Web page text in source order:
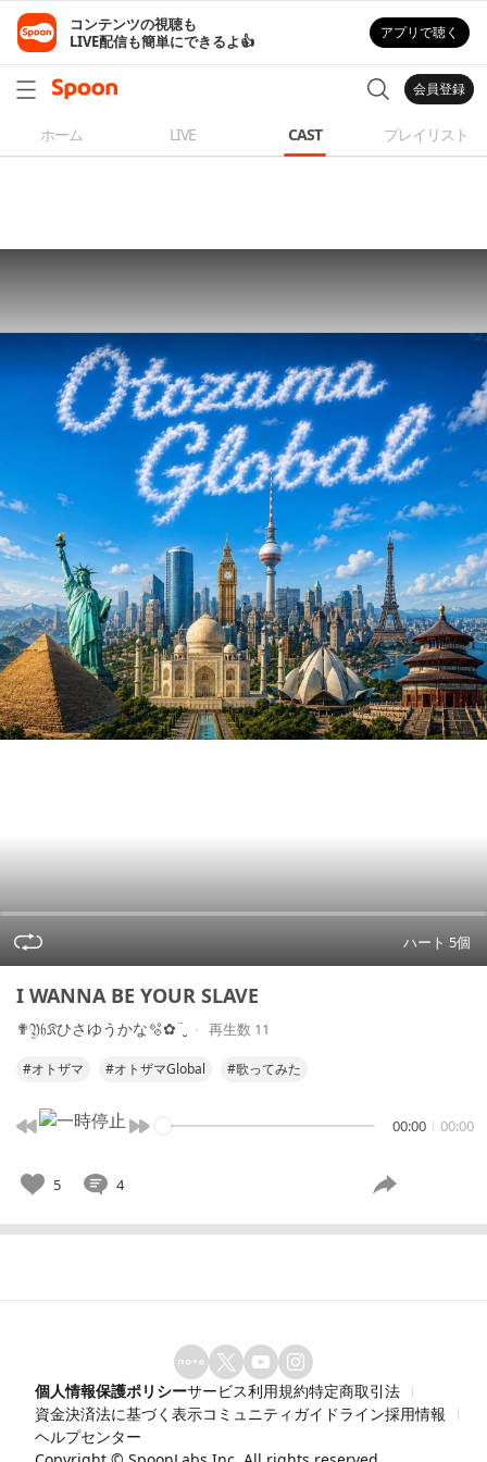
コンテンツの視聴も
LIVE配信も簡単にできるよ👍
アプリで聴く
会員登録
ホーム LIVE CAST プレイリスト
ハート 5個
I WANNA BE YOUR SLAVE
✟𝔜𝔥𝔎ひさゆうかな🫧✿¨̮ 再生数 11
#オトザマ #オトザマGlobal #歌ってみた
00:00 00:00
5 4
個人情報保護ポリシーサービス利用規約特定商取引法
資金決済法に基づく表示コミュニティガイドライン採用情報
ヘルプセンター